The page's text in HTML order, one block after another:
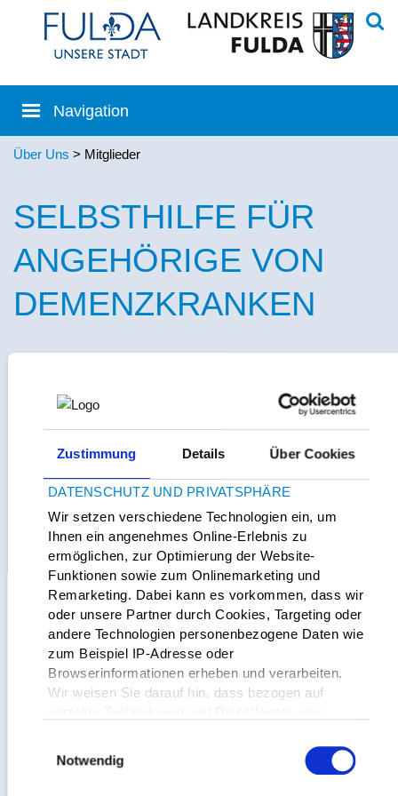
Zustimmung Details Über Cookies
DATENSCHUTZ UND PRIVATSPHÄRE
Wir setzen verschiedene Technologien ein, um
Ihnen ein angenehmes Online-Erlebnis zu
ermöglichen, zur Optimierung der Website-
Funktionen sowie zum Onlinemarketing und
Remarketing. Dabei kann es vorkommen, dass wir
oder unsere Partner durch Cookies, Targeting oder
andere Technologien personenbezogene Daten wie
zum Beispiel IP-Adresse oder
Browserinformationen erheben und verarbeiten.
Wir weisen Sie darauf hin, dass bezogen auf
Genauere Informationen finden Sie in unserer
Datenschutzerklärung und den
Notwendig
Über Uns > Mitglieder
SELBSTHILFE FÜR
ANGEHÖRIGE VON
DEMENZKRANKEN
Wir stellen uns vor
Angehörige von demenzkranken
Die Selbsthilfegruppe, die seit März 1999 besteht, ist offen
für Angehörige von demenzkranken Menschen und trifft
sich jeden 3. Donnerstag im Monat von 17.30 - 19.00 Uhr
im Bürgerzentrum Aschenberg. Eine Anmeldung ist nicht
erforderlich.
Sie bietet
Hoffnung finden, neue Kontakte knüpfen, das Wissen:
"Ich bin nicht alleine".